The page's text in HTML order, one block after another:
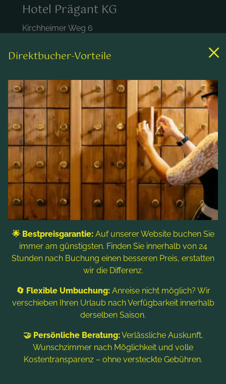
Hotel Prägant KG
Kirchheimer Weg 6
Österreich
hotel@praegant.at
Links
Zimmer & Preise
Wellness & Spa
Freizeitaktivitäten
Kontakt & Service
Blog
Folgen Sie uns
Direktbucher-Vorteile
🌟 Bestpreisgarantie:Auf unserer Website buchen Sie
immer am günstigsten. Finden Sie innerhalb von 24
Stunden nach Buchung einen besseren Preis, erstatten
wir die Differenz.
🔄 Flexible Umbuchung:Anreise nicht möglich? Wir
verschieben Ihren Urlaub nach Verfügbarkeit innerhalb
derselben Saison.
🤝 Persönliche Beratung:Verlässliche Auskunft,
Wunschzimmer nach Möglichkeit und volle
Kostentransparenz – ohne versteckte Gebühren.
teilweise mit Hilfe von KI erstellt. Weitere Informationen finden
Sie in derDatenschutzerklärung